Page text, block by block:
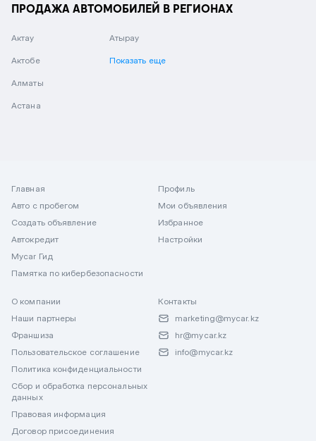
ПРОДАЖА АВТОМОБИЛЕЙ В РЕГИОНАХ
Актау
Актобе
Алматы
Астана
Атырау
Показать еще
Главная
Авто с пробегом
Создать объявление
Автокредит
Mycar Гид
Памятка по кибербезопасности
Профиль
Мои объявления
Избранное
Настройки
О компании
Наши партнеры
Франшиза
Пользовательское соглашение
Политика конфиденциальности
Сбор и обработка персональных
данных
Правовая информация
Договор присоединения
Контакты
marketing@mycar.kz
hr@mycar.kz
info@mycar.kz